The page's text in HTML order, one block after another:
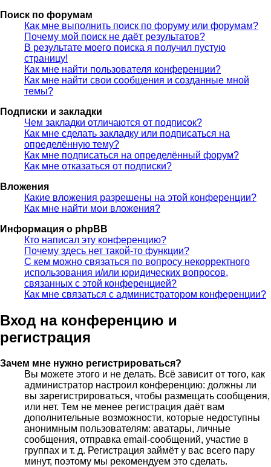
Поиск по форумам
Как мне выполнить поиск по форуму или форумам?
Почему мой поиск не даёт результатов?
В результате моего поиска я получил пустую
страницу!
Как мне найти пользователя конференции?
Как мне найти свои сообщения и созданные мной
темы?
Подписки и закладки
Чем закладки отличаются от подписок?
Как мне сделать закладку или подписаться на
определённую тему?
Как мне подписаться на определённый форум?
Как мне отказаться от подписки?
Вложения
Какие вложения разрешены на этой конференции?
Как мне найти мои вложения?
Информация о phpBB
Кто написал эту конференцию?
Почему здесь нет такой-то функции?
С кем можно связаться по вопросу некорректного
использования и/или юридических вопросов,
связанных с этой конференцией?
Как мне связаться с администратором конференции?
Вход на конференцию и
регистрация
Зачем мне нужно регистрироваться?
Вы можете этого и не делать. Всё зависит от того, как
администратор настроил конференцию: должны ли
вы зарегистрироваться, чтобы размещать сообщения,
или нет. Тем не менее регистрация даёт вам
дополнительные возможности, которые недоступны
анонимным пользователям: аватары, личные
сообщения, отправка email-сообщений, участие в
группах и т. д. Регистрация займёт у вас всего пару
минут, поэтому мы рекомендуем это сделать.